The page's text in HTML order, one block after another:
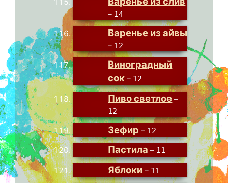
– 14
Варенье из айвы
– 12
Виноградный
сок – 12
Пиво светлое –
12
Зефир – 12
Пастила – 11
Яблоки – 11